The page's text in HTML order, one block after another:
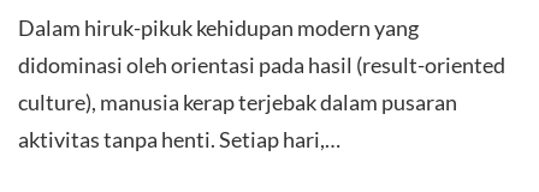
Dalam hiruk-pikuk kehidupan modern yang
didominasi oleh orientasi pada hasil (result-oriented
culture), manusia kerap terjebak dalam pusaran
aktivitas tanpa henti. Setiap hari,…